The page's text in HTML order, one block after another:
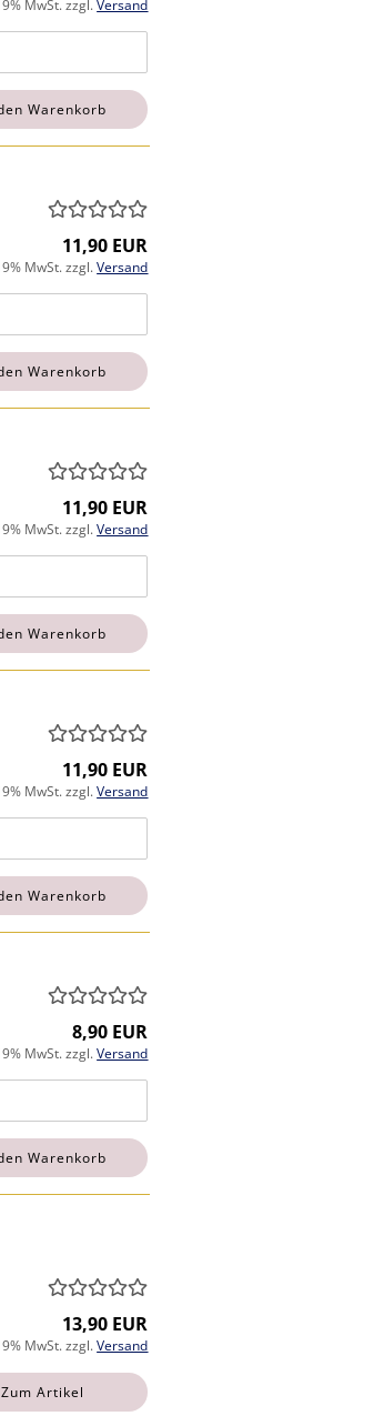
MwSt. zzgl.Versand
Warenkorb
11,90 EUR
MwSt. zzgl.Versand
Warenkorb
11,90 EUR
MwSt. zzgl.Versand
Warenkorb
11,90 EUR
MwSt. zzgl.Versand
Warenkorb
8,90 EUR
MwSt. zzgl.Versand
Warenkorb
13,90 EUR
MwSt. zzgl.Versand
Zum Artikel